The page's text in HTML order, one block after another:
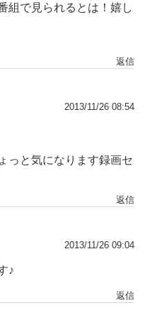
組で見られるとは！嬉し
返信
2013/11/26 08:54
っと気になります録画セ
返信
2013/11/26 09:04
♪
返信